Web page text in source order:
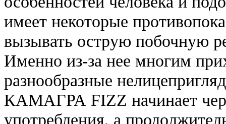
имеет некоторые
вызывать острую побочную
Именно из-за нее многим
разнообразные
КАМАГРА FIZZ начинает
употребления, а